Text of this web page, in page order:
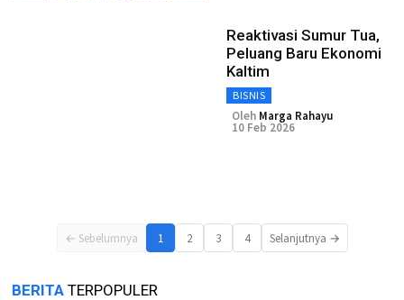
Reaktivasi Sumur Tua,
Peluang Baru Ekonomi
Kaltim
BISNIS
Oleh Marga Rahayu
10 Feb 2026
← Sebelumnya 1 2 3 4 Selanjutnya →
BERITA TERPOPULER